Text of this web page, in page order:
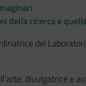
della ricerca e
del
divulgatrice e